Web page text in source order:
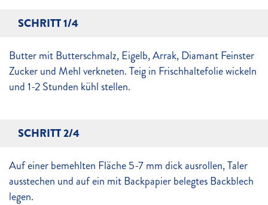
SCHRITT 1/4
Butter mit Butterschmalz, Eigelb, Arrak, Diamant Feinster
Zucker und Mehl verkneten. Teig in Frischhaltefolie wickeln
und 1-2 Stunden kühl stellen.
SCHRITT 2/4
Auf einer bemehlten Fläche 5-7 mm dick ausrollen, Taler
ausstechen und auf ein mit Backpapier belegtes Backblech
legen.